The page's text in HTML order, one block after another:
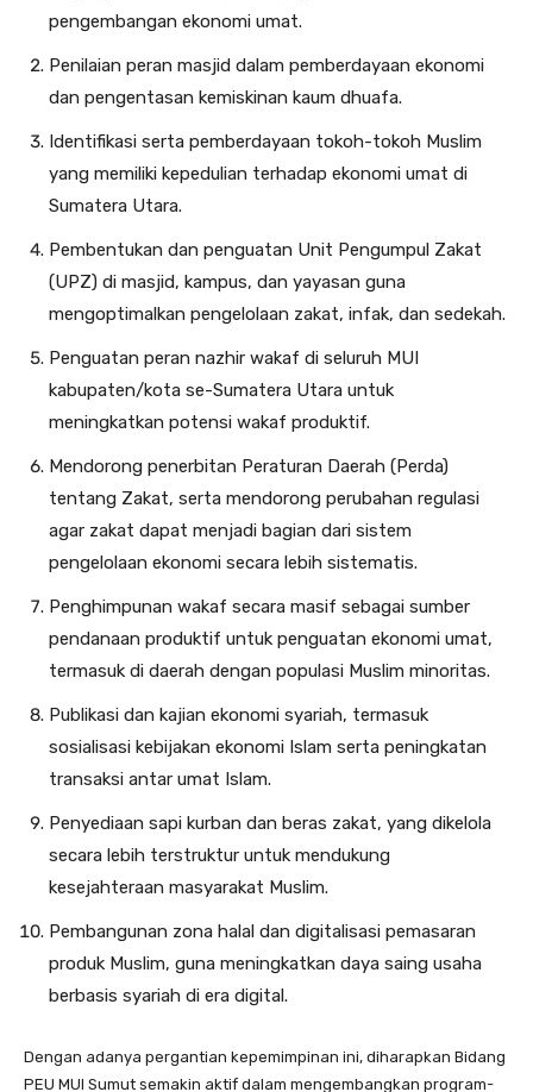
pengembangan ekonomi umat.
Penilaian peran masjid dalam pemberdayaan ekonomi
dan pengentasan kemiskinan kaum dhuafa.
Identifikasi serta pemberdayaan tokoh-tokoh Muslim
yang memiliki kepedulian terhadap ekonomi umat di
Sumatera Utara.
Pembentukan dan penguatan Unit Pengumpul Zakat
(UPZ) di masjid, kampus, dan yayasan guna
mengoptimalkan pengelolaan zakat, infak, dan sedekah.
Penguatan peran nazhir wakaf di seluruh MUI
kabupaten/kota se-Sumatera Utara untuk
meningkatkan potensi wakaf produktif.
Mendorong penerbitan Peraturan Daerah (Perda)
tentang Zakat, serta mendorong perubahan regulasi
agar zakat dapat menjadi bagian dari sistem
pengelolaan ekonomi secara lebih sistematis.
Penghimpunan wakaf secara masif sebagai sumber
pendanaan produktif untuk penguatan ekonomi umat,
termasuk di daerah dengan populasi Muslim minoritas.
Publikasi dan kajian ekonomi syariah, termasuk
sosialisasi kebijakan ekonomi Islam serta peningkatan
transaksi antar umat Islam.
Penyediaan sapi kurban dan beras zakat, yang dikelola
secara lebih terstruktur untuk mendukung
kesejahteraan masyarakat Muslim.
Pembangunan zona halal dan digitalisasi pemasaran
produk Muslim, guna meningkatkan daya saing usaha
berbasis syariah di era digital.
Dengan adanya pergantian kepemimpinan ini, diharapkan Bidang
PEU MUI Sumut semakin aktif dalam mengembangkan program-